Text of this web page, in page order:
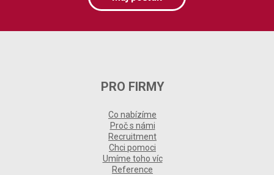
PRO FIRMY
Co nabízíme
Proč s námi
Recruitment
Chci pomoci
Umíme toho víc
Reference